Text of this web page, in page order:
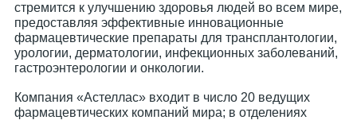
стремится к улучшению здоровья людей во всем мире,
предоставляя эффективные инновационные
фармацевтические препараты для трансплантологии,
урологии, дерматологии, инфекционных заболеваний,
гастроэнтерологии и онкологии.
Компания «Астеллас» входит в число 20 ведущих
фармацевтических компаний мира; в отделениях